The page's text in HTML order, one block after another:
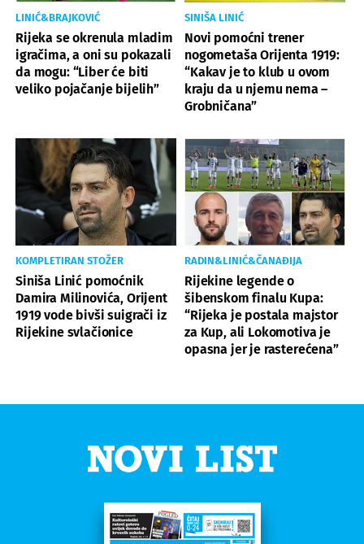
LINIĆ&BRAJKOVIĆ
Rijeka se okrenula mladim
igračima, a oni su pokazali
da mogu: “Liber će biti
veliko pojačanje bijelih”
SINIŠA LINIĆ
Novi pomoćni trener
nogometaša Orijenta 1919:
“Kakav je to klub u ovom
kraju da u njemu nema –
Grobničana”
KOMPLETIRAN STOŽER
Siniša Linić pomoćnik
Damira Milinovića, Orijent
1919 vode bivši suigrači iz
Rijekine svlačionice
RADIN&LINIĆ&ČANAĐIJA
Rijekine legende o
šibenskom finalu Kupa:
“Rijeka je postala majstor
za Kup, ali Lokomotiva je
opasna jer je rasterećena”